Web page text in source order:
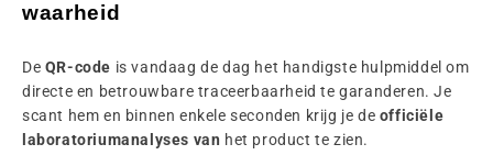
waarheid
De QR-code is vandaag de dag het handigste hulpmiddel om
directe en betrouwbare traceerbaarheid te garanderen. Je
scant hem en binnen enkele seconden krijg je de officiële
laboratoriumanalyses van het product te zien.